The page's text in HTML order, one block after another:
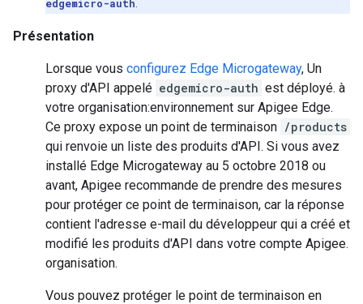
edgemicro-auth
Présentation
Lorsque vous configurez Edge Microgateway, Un
proxy d'API appelé edgemicro-auth est déployé. à
votre organisation:environnement sur Apigee Edge.
Ce proxy expose un point de terminaison /products
qui renvoie un liste des produits d'API. Si vous avez
installé Edge Microgateway au 5 octobre 2018 ou
avant, Apigee recommande de prendre des mesures
pour protéger ce point de terminaison, car la réponse
contient l'adresse e-mail du développeur qui a créé et
modifié les produits d'API dans votre compte Apigee.
organisation.
Vous pouvez protéger le point de terminaison en